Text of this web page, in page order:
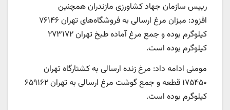
رییس سازمان جهاد کشاورزی مازندران همچنین
افزود: میزان مرغ ارسالی به فروشگاه‌های تهران ۷۶۱۴۶
کیلوگرم بوده و جمع مرغ آماده طبخ تهران ۲۷۳۱۷۲
کیلوگرم بوده است.
مومنی ادامه داد: مرغ زنده ارسالی به کشتارگاه تهران
۱۷۵۴۵۰ قطعه و جمع گوشت مرغ ارسالی به تهران ۶۵۹۱۶۲
کیلوگرم بوده است.